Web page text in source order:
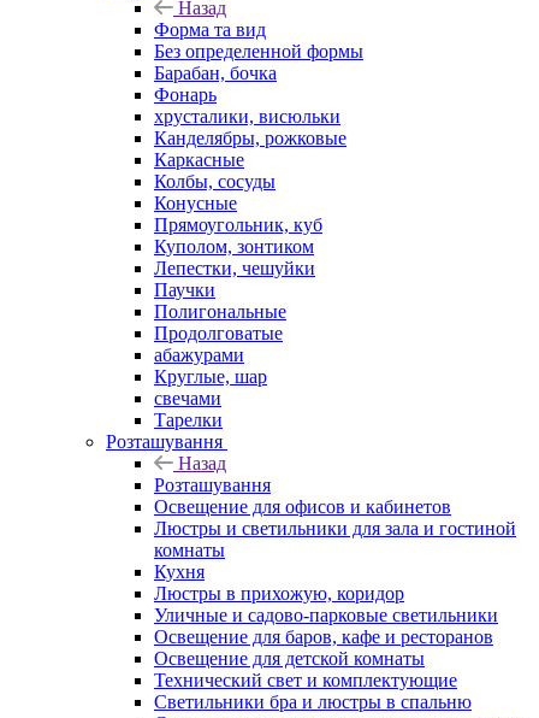
Назад
Форма та вид
Без определенной формы
Барабан, бочка
Фонарь
хрусталики, висюльки
Канделябры, рожковые
Каркасные
Колбы, сосуды
Конусные
Прямоугольник, куб
Куполом, зонтиком
Лепестки, чешуйки
Паучки
Полигональные
Продолговатые
абажурами
Круглые, шар
свечами
Тарелки
Розташування
Назад
Розташування
Освещение для офисов и кабинетов
Люстры и светильники для зала и гостиной
комнаты
Кухня
Люстры в прихожую, коридор
Уличные и садово-парковые светильники
Освещение для баров, кафе и ресторанов
Освещение для детской комнаты
Технический свет и комплектующие
Светильники бра и люстры в спальню